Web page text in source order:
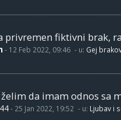
privremen fiktivni brak,
- 12 Feb 2022, 09:46 - u: Gej
da imam odnos sa
- 25 Jan 2022, 19:52 - u: Ljubav i